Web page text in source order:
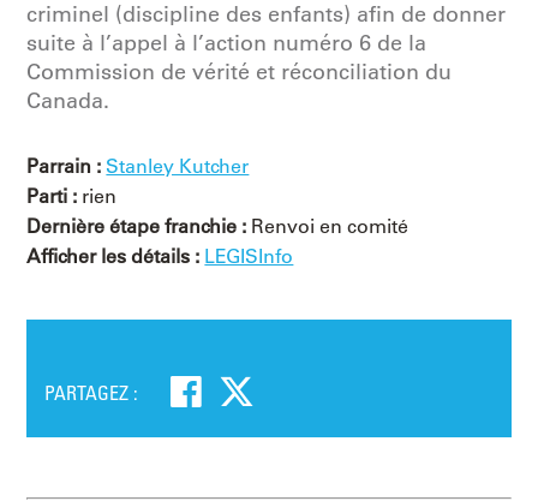
criminel (discipline des enfants) afin de donner
suite à l’appel à l’action numéro 6 de la
Commission de vérité et réconciliation du
Canada.
Parrain : Stanley Kutcher
Parti : rien
Dernière étape franchie : Renvoi en comité
Afficher les détails : LEGISInfo
PARTAGEZ :